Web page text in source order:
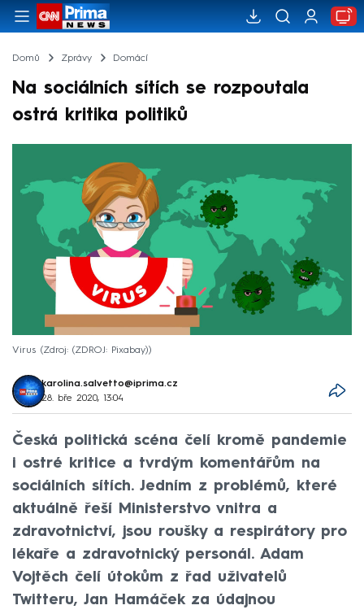
Domů Zprávy Domácí
Na sociálních sítích se rozpoutala
ostrá kritika politiků
Virus Zdroj: (ZDROJ: Pixabay)
karolina.salvetto@iprima.cz
28. bře 2020, 13:04
Česká politická scéna čelí kromě pandemie
i ostré kritice a tvrdým komentářům na
sociálních sítích. Jedním z problémů, které
aktuálně řeší Ministerstvo vnitra a
zdravotnictví, jsou roušky a respirátory pro
lékaře a zdravotnický personál. Adam
Vojtěch čelí útokům z řad uživatelů
Twitteru, Jan Hamáček za údajnou